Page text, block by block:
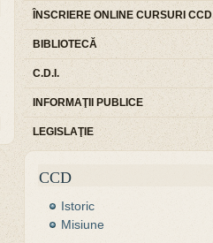
ÎNSCRIERE ONLINE CURSURI CCD
BIBLIOTECĂ
C.D.I.
INFORMAŢII PUBLICE
LEGISLAŢIE
CCD
Istoric
Misiune